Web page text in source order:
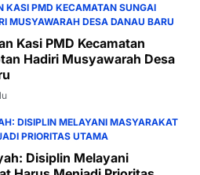
KASI PMD KECAMATAN SUNGAI
MUSYAWARAH DESA DANAU BARU
Kasi PMD Kecamatan
Hadiri Musyawarah Desa
DISIPLIN MELAYANI MASYARAKAT
PRIORITAS UTAMA
Disiplin Melayani